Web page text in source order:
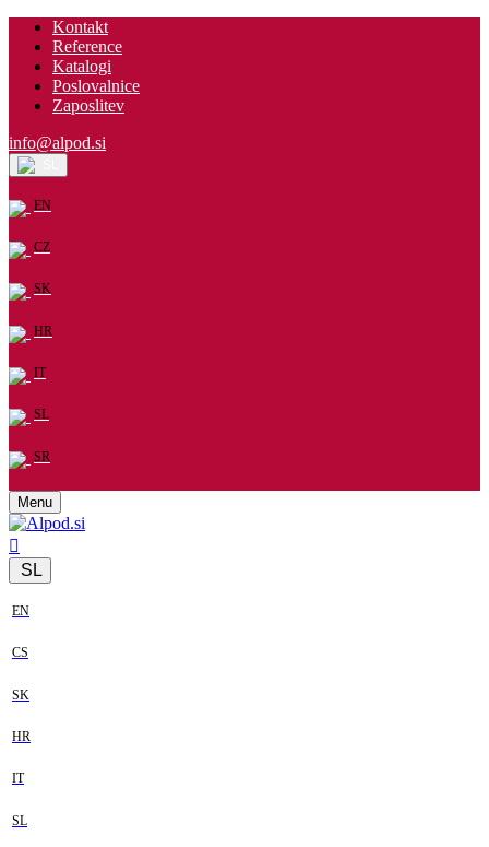
Kontakt
Reference
Katalogi
Poslovalnice
Zaposlitev
info@alpod.si
EN
CZ
SK
HR
IT
SL
SR
Menu
SL
EN
CS
SK
HR
IT
SL